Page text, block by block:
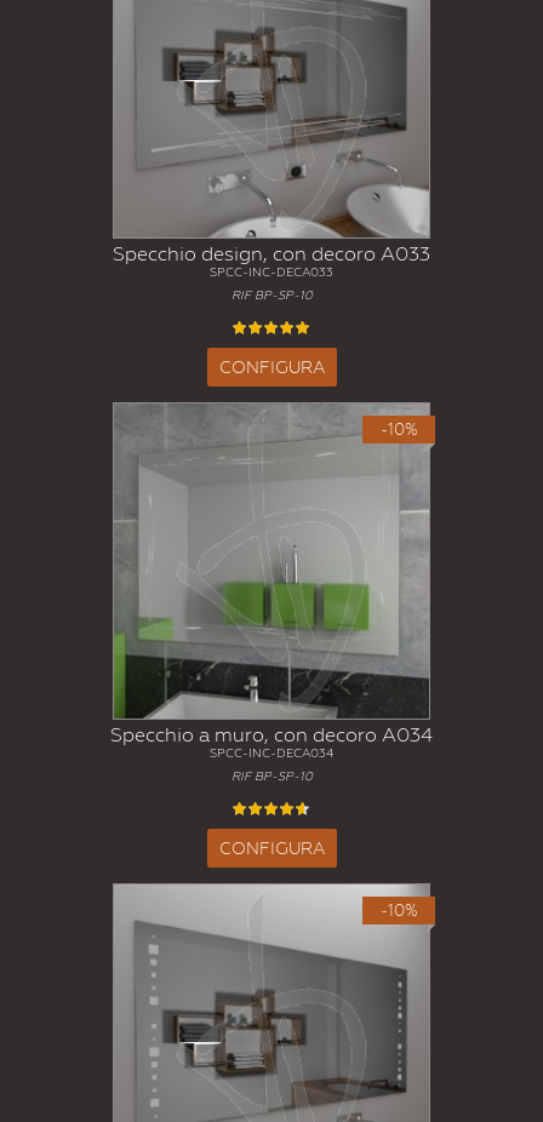
Specchio design, con decoro A033
SPCC-INC-DECA033
RIF BP-SP-10
CONFIGURA
-10%
Specchio a muro, con decoro A034
SPCC-INC-DECA034
RIF BP-SP-10
CONFIGURA
-10%